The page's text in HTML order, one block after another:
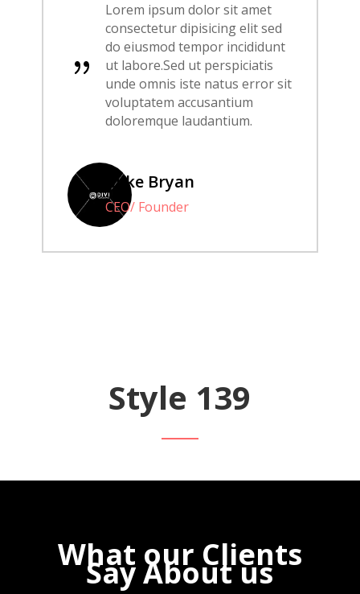
{
Lorem ipsum dolor sit amet
consectetur dipisicing elit sed
do eiusmod tempor incididunt
ut labore.Sed ut perspiciatis
unde omnis iste natus error sit
voluptatem accusantium
doloremque laudantium.
Mike Bryan
CEO/ Founder
Style 139
What our Clients
Say About us